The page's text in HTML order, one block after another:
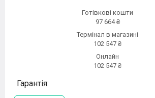
Готівкові кошти
97 664 ₴
Термінал в магазині
102 547 ₴
Онлайн
102 547 ₴
Гарантія: